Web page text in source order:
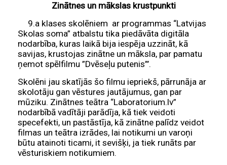
Zinātnes un mākslas krustpunkti
9.a klases skolēniem ar programmas “Latvijas
Skolas soma” atbalstu tika piedāvāta digitāla
nodarbība, kuras laikā bija iespēja uzzināt, kā
savijas, krustojas zinātne un māksla, par pamatu
ņemot spēlfilmu ”Dvēseļu putenis”’.
Skolēni jau skatījās šo filmu iepriekš, pārrunāja ar
skolotāju gan vēstures jautājumus, gan par
mūziku. Zinātnes teātra “Laboratorium.lv”
nodarbībā vadītāji parādīja, kā tiek veidoti
specefekti, un pastāstīja, kā zinātne palīdz veidot
filmas un teātra izrādes, lai notikumi un varoņi
būtu atainoti ticami, it sevišķi, ja tiek runāts par
vēsturiskiem notikumiem.